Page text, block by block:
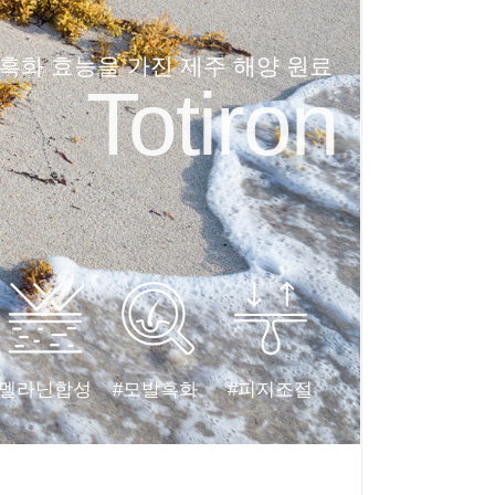
화 효능을 가진 제주 해양 원료
Totiron
라닌합성 #모발흑화 #피지조절